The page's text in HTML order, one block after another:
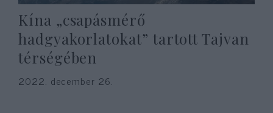
Kína „csapásmérő
hadgyakorlatokat” tartott Tajvan
térségében
2022. december 26.